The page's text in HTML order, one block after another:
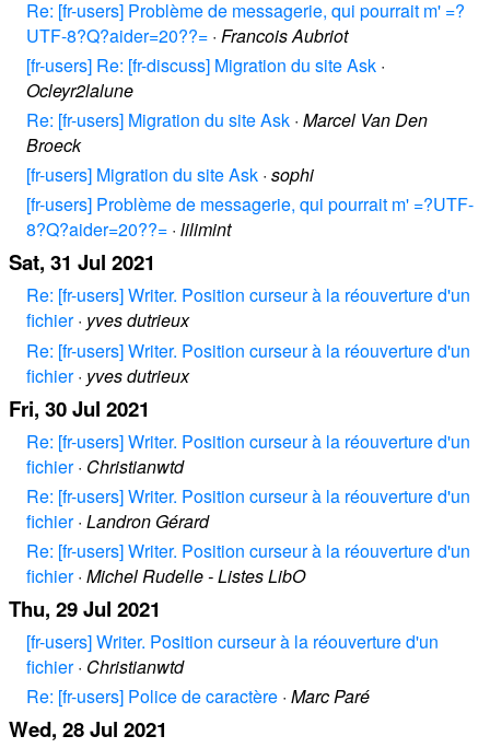
Re: [fr-users] Problème de messagerie, qui pourrait m' =?
UTF-8?Q?aider=20??= · Francois Aubriot
[fr-users] Re: [fr-discuss] Migration du site Ask ·
Ocleyr2lalune
Re: [fr-users] Migration du site Ask · Marcel Van Den
Broeck
[fr-users] Migration du site Ask · sophi
[fr-users] Problème de messagerie, qui pourrait m' =?UTF-
8?Q?aider=20??= · lilimint
Sat, 31 Jul 2021
Re: [fr-users] Writer. Position curseur à la réouverture d'un
fichier· yves dutrieux
Re: [fr-users] Writer. Position curseur à la réouverture d'un
fichier· yves dutrieux
Fri, 30 Jul 2021
Re: [fr-users] Writer. Position curseur à la réouverture d'un
fichier· Christianwtd
Re: [fr-users] Writer. Position curseur à la réouverture d'un
fichier· Landron Gérard
Re: [fr-users] Writer. Position curseur à la réouverture d'un
fichier· Michel Rudelle - Listes LibO
Thu, 29 Jul 2021
[fr-users] Writer. Position curseur à la réouverture d'un
fichier· Christianwtd
Re: [fr-users] Police de caractère · Marc Paré
Wed, 28 Jul 2021